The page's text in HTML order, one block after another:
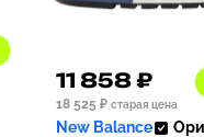
11 858 ₽
18 525 ₽ старая цена
New Balance